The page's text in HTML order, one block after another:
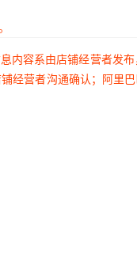
内容系由店铺经营者发
经营者沟通确认；阿里